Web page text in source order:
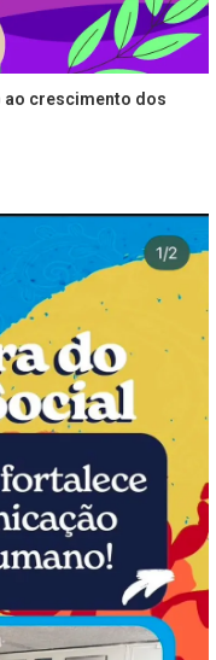
ao crescimento dos